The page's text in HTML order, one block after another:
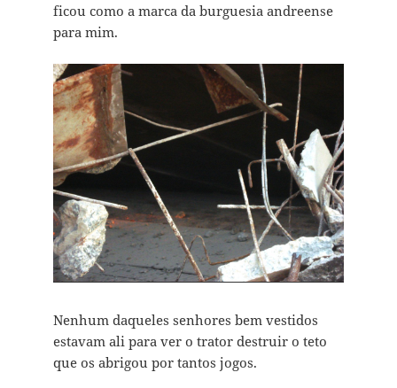
ficou como a marca da burguesia andreense
para mim.
Nenhum daqueles senhores bem vestidos
estavam ali para ver o trator destruir o teto
que os abrigou por tantos jogos.